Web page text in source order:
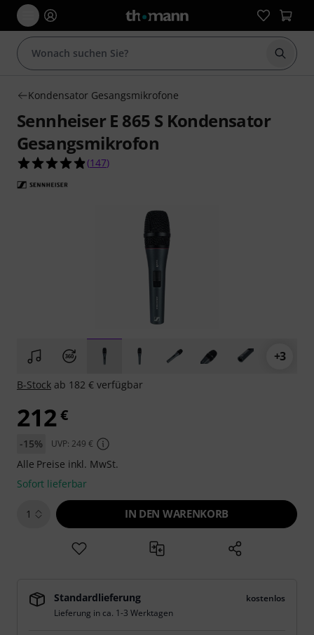
Suche
Kondensator Gesangsmikrofone
Sennheiser E 865 S Kondensator
Gesangsmikrofon
4.8 von 5 Sternen aus 147 Kundenbewertungen
(147)
+3
B-Stock ab 182 € verfügbar
212€
-15% UVP: 249 €
Alle Preise inkl. MwSt.
Sofort lieferbar
1 IN DEN WARENKORB
Standardlieferung
kostenlos
Lieferung in ca. 1-3 Werktagen